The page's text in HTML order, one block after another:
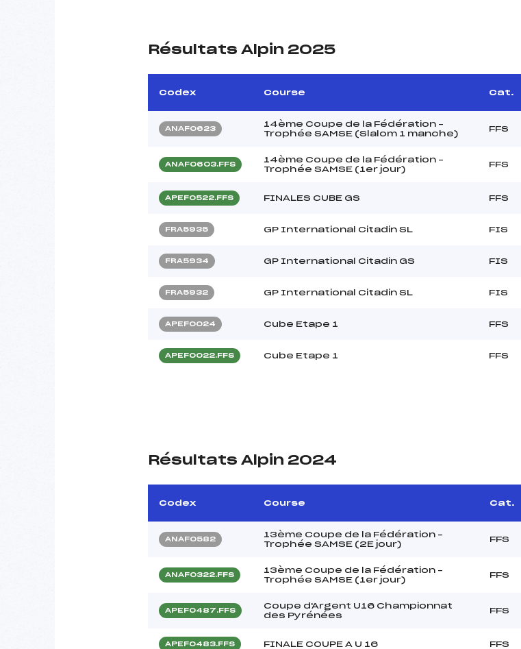
Résultats Alpin 2025
Codex Course Cat.
ANAF0623
14ème Coupe de la Fédération –
Trophée SAMSE (Slalom 1 manche)
FFS
ANAF0603.FFS
14ème Coupe de la Fédération –
Trophée SAMSE (1er jour)
FFS
APEF0522.FFS FINALES CUBE GS FFS
FRA5935 GP International Citadin SL FIS
FRA5934 GP International Citadin GS FIS
FRA5932 GP International Citadin SL FIS
APEF0024 Cube Etape 1 FFS
APEF0022.FFS Cube Etape 1 FFS
Résultats Alpin 2024
Codex Course Cat.
ANAF0582
13ème Coupe de la Fédération –
Trophée SAMSE (2E jour)
FFS
ANAF0322.FFS
13ème Coupe de la Fédération –
Trophée SAMSE (1er jour)
FFS
APEF0487.FFS
Coupe d'Argent U16 Championnat
des Pyrénées
FFS
APEF0483.FFS FINALE COUPE A U 16 FFS